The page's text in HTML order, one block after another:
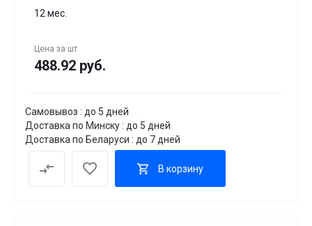
12 мес.
Цена за шт
488.92 руб.
Самовывоз : до 5 дней
Доставка по Минску : до 5 дней
Доставка по Беларуси : до 7 дней
В корзину